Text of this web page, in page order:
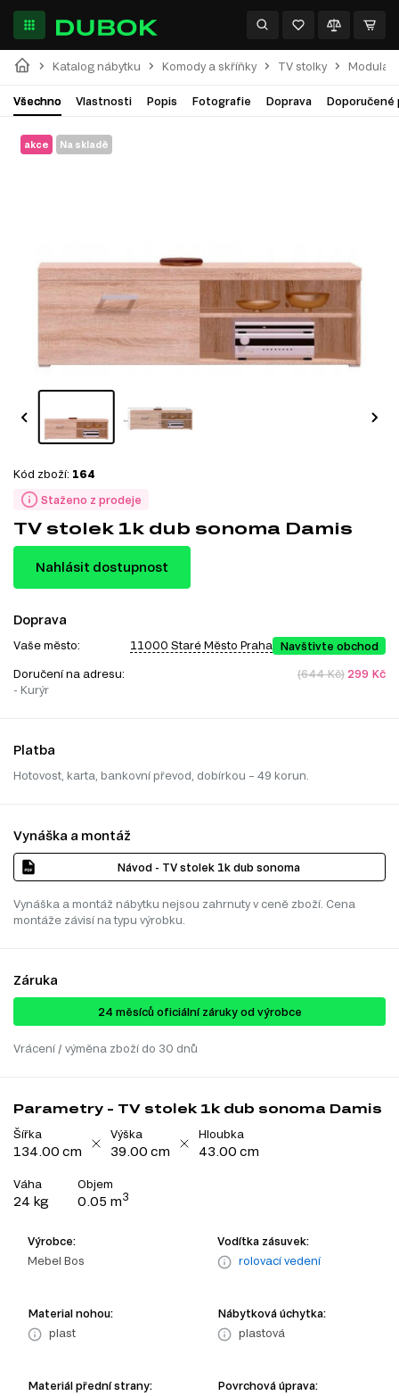
Katalog nábytku Komody a skříňky TV stolky
Všechno Vlastnosti Popis Fotografie Doprava Doporučené
akce Na skladě
Staženo z prodeje
Kód zboží: 164
TV stolek 1k dub sonoma Damis
Nahlásit dostupnost
Doprava
Vaše město: 11000 Staré Město Praha Navštivte obchod
Doručení na adresu:
- Kurýr
(644 Kč) 299 Kč
Platba
Hotovost, karta, bankovní převod, dobírkou – 49 korun.
Vynáška a montáž
Návod - TV stolek 1k dub sonoma
Vynáška a montáž nábytku nejsou zahrnuty v ceně zboží. Cena
montáže závisí na typu výrobku.
Záruka
24 ​​​​měsíců oficiální záruky od výrobce
Vrácení / výměna zboží do 30 dnů
Parametry - TV stolek 1k dub sonoma Damis
Šířka
134.00 cm
Výška
39.00 cm
Hloubka
43.00 cm
Váha
24 kg
Objem
0.05 m3
Výrobce:
Mebel Bos
Vodítka zásuvek:
rolovací vedení
Material nohou:
plast
Nábytková úchytka:
plastová
Materiál přední strany:
Povrchová úprava: